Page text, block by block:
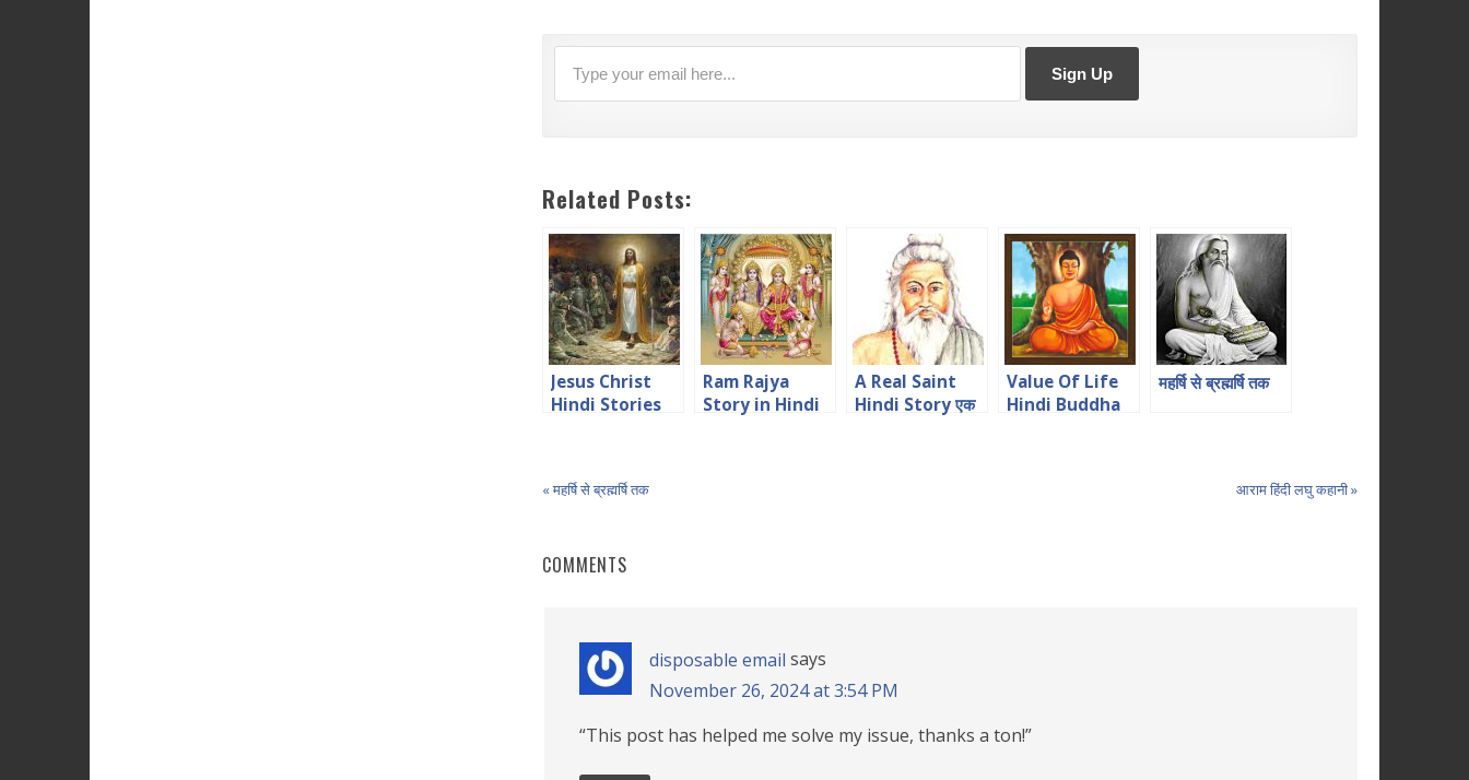
Related Posts:
Jesus Christ
Hindi Stories
Ram Rajya
Story in Hindi
A Real Saint
Hindi Story एक
Value Of Life
Hindi Buddha
महर्षि से ब्रह्मर्षि तक
« महर्षि से ब्रह्मर्षि तक आराम हिंदी लघु कहानी »
COMMENTS
disposable email says
November 26, 2024 at 3:54 PM
“This post has helped me solve my issue, thanks a ton!”